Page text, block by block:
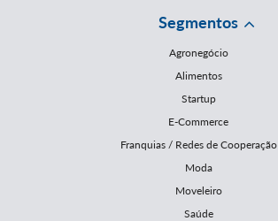
Segmentos
Agronegócio
Alimentos
Startup
E-Commerce
Franquias / Redes de Cooperação
Moda
Moveleiro
Saúde